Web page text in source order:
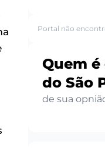
Portal não
Quem
do São
de sua